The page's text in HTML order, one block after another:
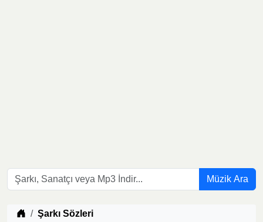
Müzik Ara
Müzik indir
Şarkı Sözleri